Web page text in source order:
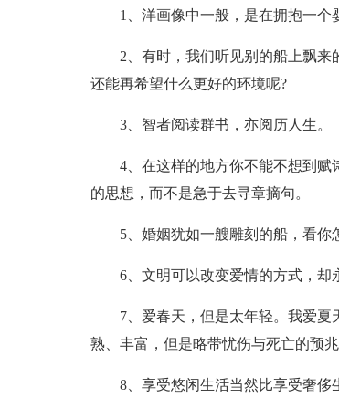
1、洋画像中一般，是在拥抱一个
2、有时，我们听见别的船上飘来
还能再希望什么更好的环境呢?
3、智者阅读群书，亦阅历人生。
4、在这样的地方你不能不想到
的思想，而不是急于去寻章摘句。
5、婚姻犹如一艘雕刻的船，看你
6、文明可以改变爱情的方式，却
7、爱春天，但是太年轻。我爱
熟、丰富，但是略带忧伤与死亡的预兆
8、享受悠闲生活当然比享受奢